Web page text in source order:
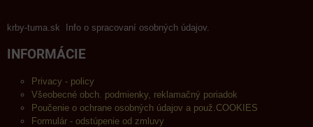
krby-tuma.sk Info o spracovaní osobných údajov.
INFORMÁCIE
Privacy - policy
Všeobecné obch. podmienky, reklamačný poriadok
Poučenie o ochrane osobných údajov a použ.COOKIES
Formulár - odstúpenie od zmluvy